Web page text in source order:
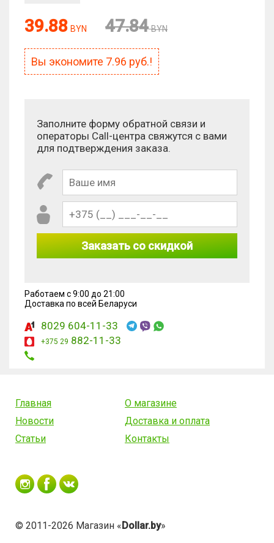
39.88 BYN 47.84 BYN
Вы экономите 7.96 руб.!
Заполните форму обратной связи и
операторы Call-центра свяжутся с вами
для подтверждения заказа.
Заказать со скидкой
Работаем с 9:00 до 21:00
Доставка по всей Беларуси
8029 604-11-33
+375 29 882-11-33
Главная
О магазине
Новости
Доставка и оплата
Статьи
Контакты
© 2011-2026 Магазин «Dollar.by»